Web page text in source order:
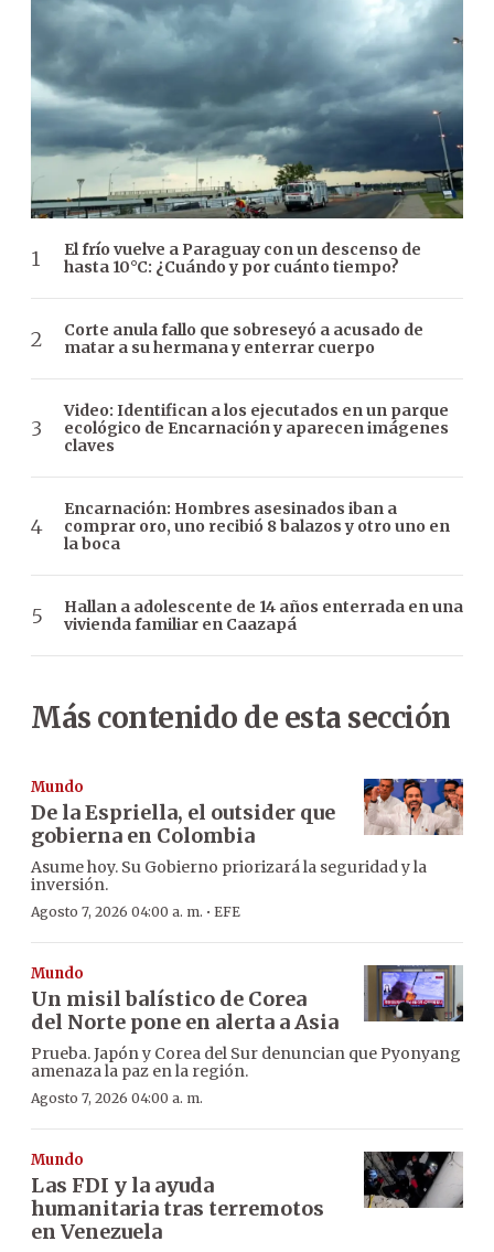
El frío vuelve a Paraguay con un descenso de
hasta 10°C: ¿Cuándo y por cuánto tiempo?
Corte anula fallo que sobreseyó a acusado de
matar a su hermana y enterrar cuerpo
Video: Identifican a los ejecutados en un parque
ecológico de Encarnación y aparecen imágenes
claves
Encarnación: Hombres asesinados iban a
comprar oro, uno recibió 8 balazos y otro uno en
la boca
Hallan a adolescente de 14 años enterrada en una
vivienda familiar en Caazapá
Más contenido de esta sección
Mundo
De la Espriella, el outsider que
gobierna en Colombia
Asume hoy. Su Gobierno priorizará la seguridad y la
inversión.
Agosto 7, 2026 04:00 a. m. · EFE
Mundo
Un misil balístico de Corea
del Norte pone en alerta a Asia
Prueba. Japón y Corea del Sur denuncian que Pyonyang
amenaza la paz en la región.
Agosto 7, 2026 04:00 a. m.
Mundo
Las FDI y la ayuda
humanitaria tras terremotos
en Venezuela